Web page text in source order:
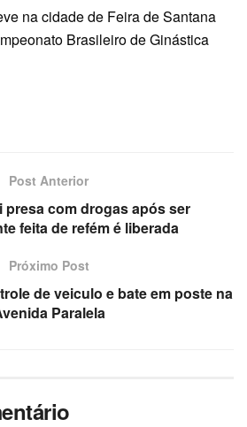
na cidade de Feira de Santana
Brasileiro de Ginástica
Post Anterior
presa com drogas após ser
feita de refém é liberada
Próximo Post
de veiculo e bate em poste na
Paralela